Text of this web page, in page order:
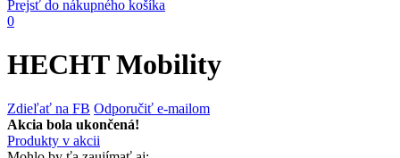
Prejsť do nákupného košíka
0
HECHT Mobility
Zdieľať na FB Odporučiť e-mailom
Akcia bola ukončená!
Produkty v akcii